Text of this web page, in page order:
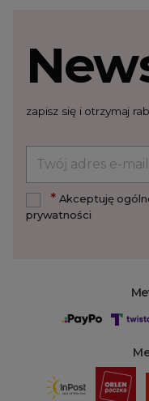
zapisz się i otrzymaj
*Akceptuję
prywatności